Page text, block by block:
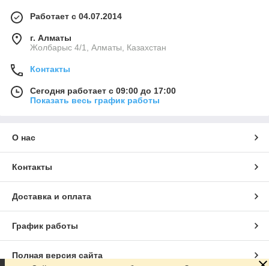
Работает с 04.07.2014
г. Алматы
Жолбарыс 4/1, Алматы, Казахстан
Контакты
Сегодня работает с 09:00 до 17:00
Показать весь график работы
О нас
Контакты
Доставка и оплата
График работы
Полная версия сайта